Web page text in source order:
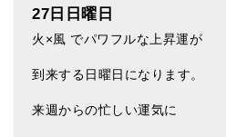
27日日曜日
火×風 でパワフルな上昇運が
到来する日曜日になります。
来週からの忙しい運気に